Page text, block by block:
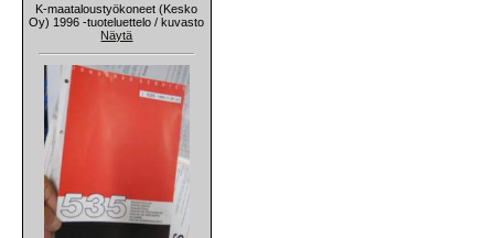
K-maataloustyökoneet (Kesko
Oy) 1996 -tuoteluettelo / kuvasto
Näytä